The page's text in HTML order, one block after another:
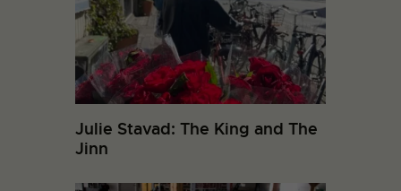
Julie Stavad: The King and The
Jinn